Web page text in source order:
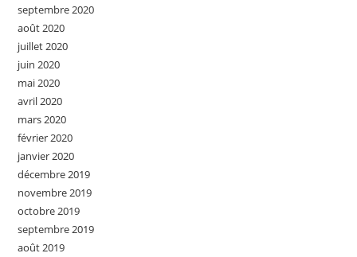
septembre 2020
août 2020
juillet 2020
juin 2020
mai 2020
avril 2020
mars 2020
février 2020
janvier 2020
décembre 2019
novembre 2019
octobre 2019
septembre 2019
août 2019